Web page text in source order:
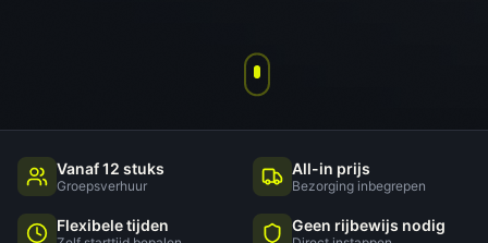
Vanaf 12 stuks
Groepsverhuur
All-in prijs
Bezorging inbegrepen
Flexibele tijden Geen rijbewijs nodig